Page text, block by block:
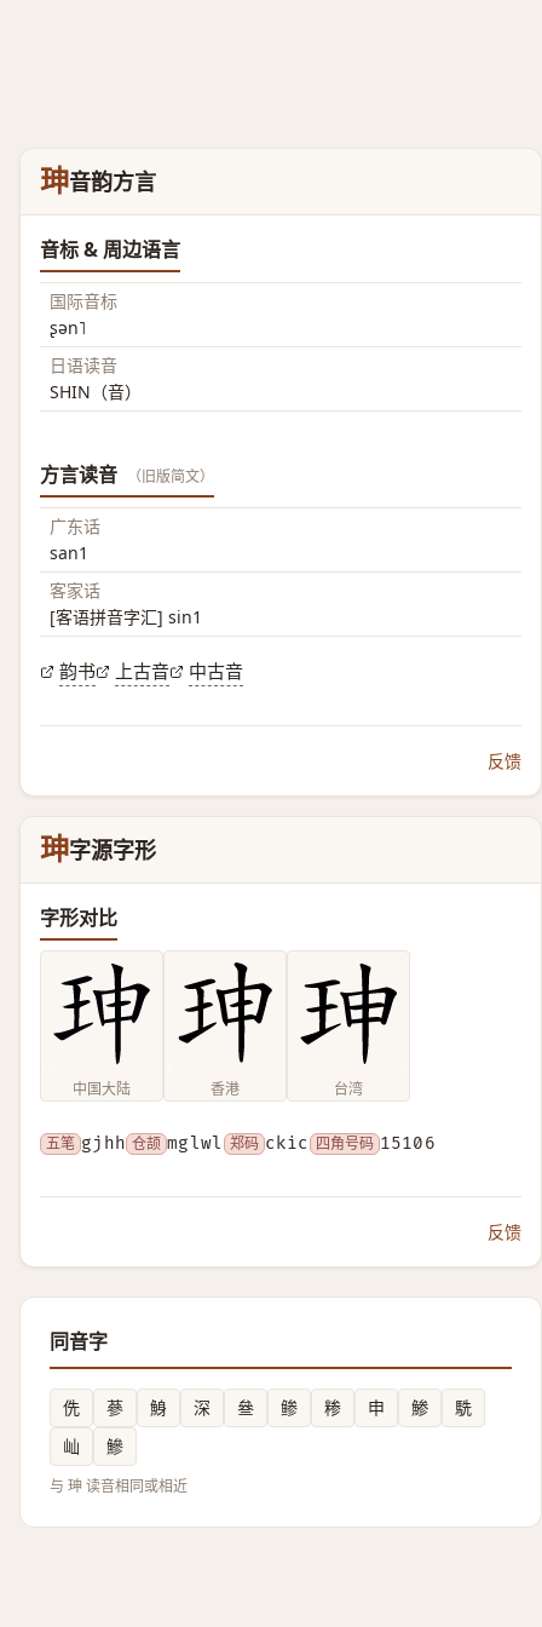
珅音韵方言
音标 & 周边语言
国际音标
ʂən˥
日语读音
SHIN（音）
方言读音 （旧版简文）
广东话
san1
客家话
[客语拼音字汇] sin1
韵书 上古音 中古音
反馈
珅字源字形
字形对比
中国大陆 香港 台湾
五笔 gjhh 仓颉 mglwl 郑码 ckic 四角号码 15106
反馈
同音字
侁 蔘 鯓 深 叄 鲹 糁 申 鯵
駪
屾
鰺
与 珅 读音相同或相近